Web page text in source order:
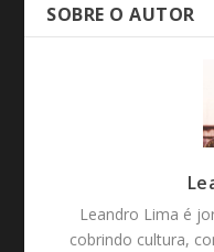
SOBRE O AUTOR
Leandro Lima é
cobrindo cultura,